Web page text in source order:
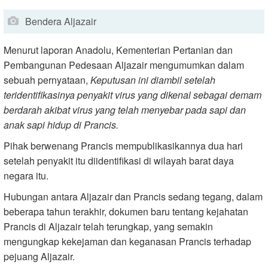
Bendera Aljazair
Menurut laporan Anadolu, Kementerian Pertanian dan
Pembangunan Pedesaan Aljazair mengumumkan dalam
sebuah pernyataan, Keputusan ini diambil setelah
teridentifikasinya penyakit virus yang dikenal sebagai demam
berdarah akibat virus yang telah menyebar pada sapi dan
anak sapi hidup di Prancis.
Pihak berwenang Prancis mempublikasikannya dua hari
setelah penyakit itu diidentifikasi di wilayah barat daya
negara itu.
Hubungan antara Aljazair dan Prancis sedang tegang, dalam
beberapa tahun terakhir, dokumen baru tentang kejahatan
Prancis di Aljazair telah terungkap, yang semakin
mengungkap kekejaman dan keganasan Prancis terhadap
pejuang Aljazair.